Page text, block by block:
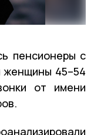
пенсионеры с
женщины 45–54
от имени